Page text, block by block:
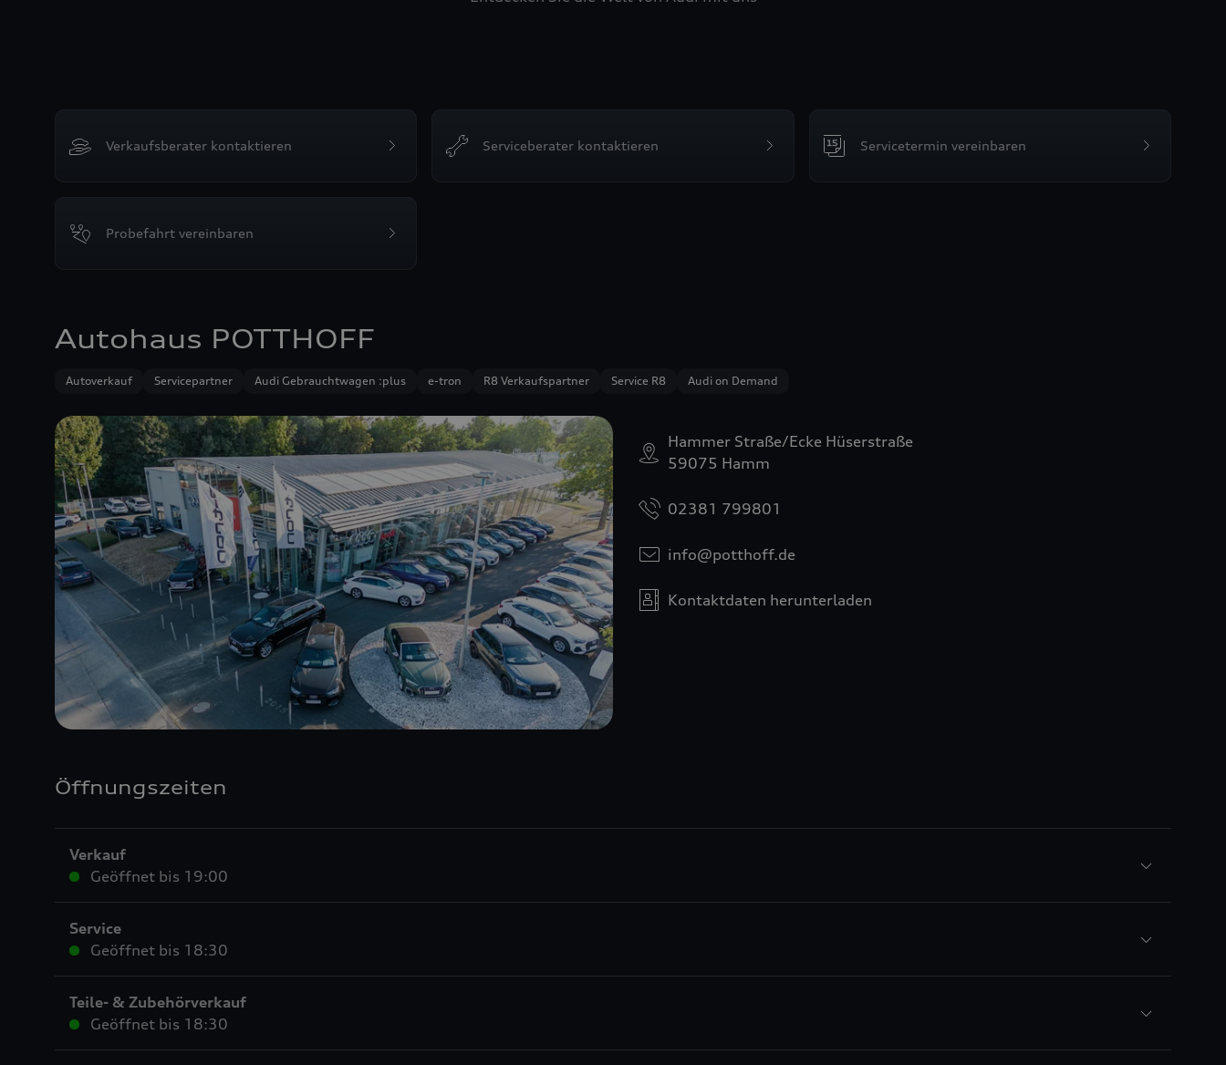
Verkaufsberater kontaktieren Serviceberater kontaktieren Servicetermin vereinbaren
Probefahrt vereinbaren
Autohaus POTTHOFF
Autoverkauf Servicepartner Audi Gebrauchtwagen :plus e-tron R8 Verkaufspartner Service R8 Audi on Demand
Hammer Straße/Ecke Hüserstraße
59075 Hamm
02381 799801
info@potthoff.de
Kontaktdaten herunterladen
Öffnungszeiten
Verkauf
Geöffnet bis 19:00
Service
Geöffnet bis 18:30
Teile- & Zubehörverkauf
Geöffnet bis 18:30